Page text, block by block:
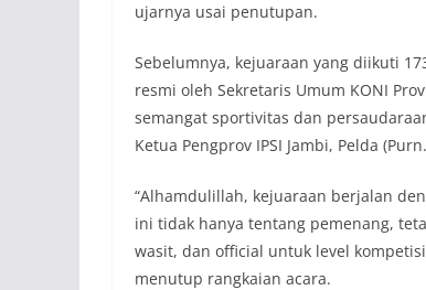
ujarnya usai penutupan.
Sebelumnya, kejuaraan yang diikuti
resmi oleh Sekretaris Umum KONI
semangat sportivitas dan
Ketua Pengprov IPSI Jambi, Pelda
“Alhamdulillah, kejuaraan berjalan
ini tidak hanya tentang pemenang,
wasit, dan official untuk level
menutup rangkaian acara.